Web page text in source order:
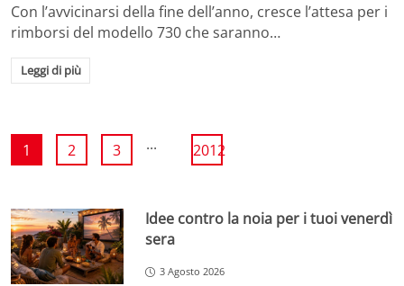
Con l’avvicinarsi della fine dell’anno, cresce l’attesa per i
rimborsi del modello 730 che saranno…
Leggi di più
1 2 3 ... 2012
Idee contro la noia per i tuoi venerdì
sera
3 Agosto 2026